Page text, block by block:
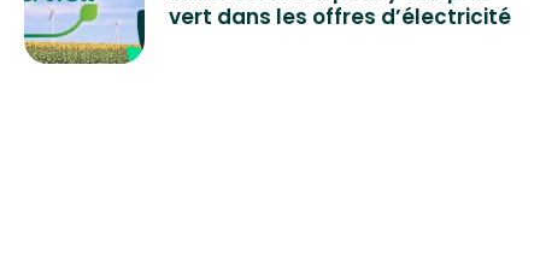
vert dans les offres d’électricité